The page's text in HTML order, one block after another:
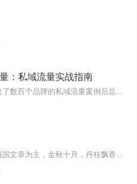
：私域流量实战指南